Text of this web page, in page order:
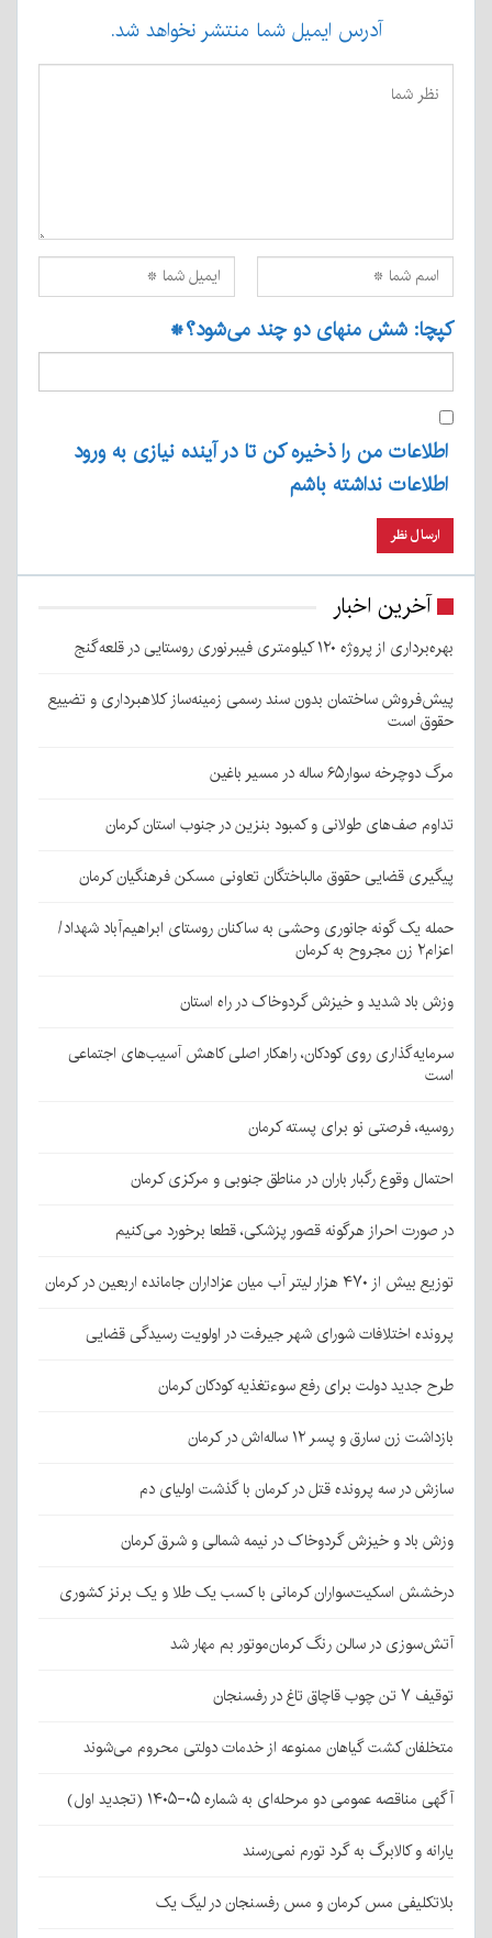
آدرس ایمیل شما منتشر نخواهد شد.
کپچا: شش منهای دو چند می‌شود؟*
اطلاعات من را ذخیره کن تا در آینده نیازی به ورود
اطلاعات نداشته باشم
آخرین اخبار
بهره‌برداری از پروژه ۱۲۰ کیلومتری فیبرنوری روستایی در قلعه‌گنج
پیش‌فروش ساختمان بدون سند رسمی زمینه‌ساز کلاهبرداری و تضییع
حقوق است
مرگ دوچرخه سوار۶۵ ساله در مسیر باغین
تداوم صف‌های طولانی و کمبود بنزین در جنوب استان کرمان
پیگیری قضایی حقوق مالباختگان تعاونی مسکن فرهنگیان کرمان
حمله یک گونه جانوری وحشی به ساکنان روستای ابراهیم‌آباد شهداد/
اعزام۲ زن مجروح به کرمان
وزش باد شدید و خیزش گردوخاک در راه استان
سرمایه‌گذاری روی کودکان، راهکار اصلی کاهش آسیب‌های اجتماعی
است
روسیه، فرصتی نو برای پسته کرمان
احتمال وقوع رگبار باران در مناطق جنوبی و مرکزی کرمان
در صورت احراز هرگونه قصور پزشکی، قطعا برخورد می‌کنیم
توزیع بیش از ۴۷۰ هزار لیتر آب میان عزاداران جامانده اربعین در کرمان
پرونده اختلافات شورای شهر جیرفت در اولویت رسیدگی قضایی
طرح جدید دولت برای رفع سوءتغذیه کودکان کرمان
بازداشت زن سارق و پسر ۱۲ ساله‌اش در کرمان
سازش در سه پرونده قتل در کرمان با گذشت اولیای دم
وزش باد و خیزش گردوخاک در نیمه شمالی و شرق کرمان
درخشش اسکیت‌سواران کرمانی با کسب یک طلا و یک برنز کشوری
آتش‌سوزی در سالن رنگ کرمان‌موتور بم مهار شد
توقیف ۷ تن چوب قاچاق تاغ در رفسنجان
متخلفان کشت گیاهان ممنوعه از خدمات دولتی محروم می‌شوند
آگهی مناقصه عمومی دو مرحله‌ای به شماره ۰۵-۱۴۰۵ (تجدید اول)
یارانه و کالابرگ به گرد تورم نمی‌رسند
بلاتکلیفی مس کرمان و مس رفسنجان در لیگ یک